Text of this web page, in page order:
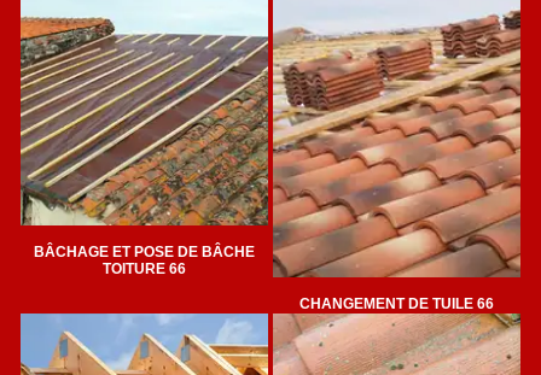
BÂCHAGE ET POSE DE BÂCHE
TOITURE 66
CHANGEMENT DE TUILE 66